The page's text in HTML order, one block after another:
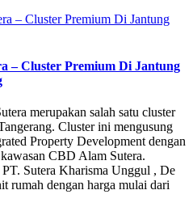
– Cluster Premium Di Jantung
merupakan salah satu cluster
Cluster ini mengusung
Property Development dengan
CBD Alam Sutera.
Sutera Kharisma Unggul , De
rumah dengan harga mulai dari